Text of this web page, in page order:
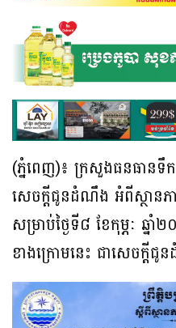
(ភ្នំពេញ)៖ ក្រសួងធនធាន
សេចក្តីជូនដំណឹង អំពីស្ថានភ
សម្រាប់ថ្ងៃទី៨ ខែកុម្ភៈ ឆ្នាំ
ខាងក្រោមនេះ ជាសេចក្